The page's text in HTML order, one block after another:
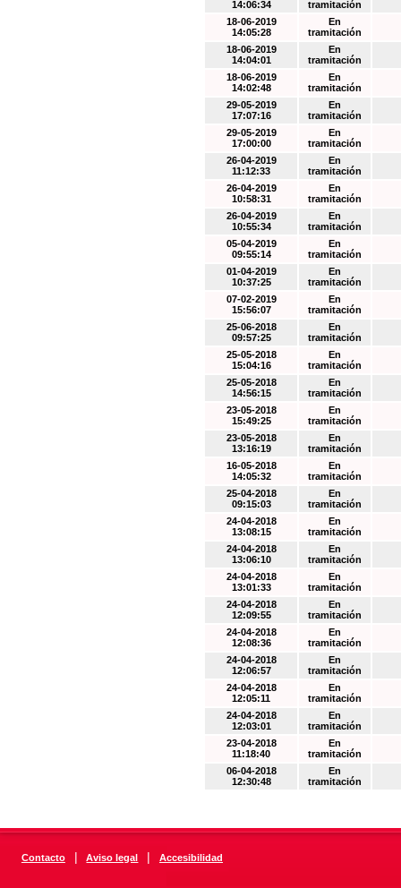
14:06:34
tramitación
18-06-2019
14:05:28
En
tramitación
18-06-2019
14:04:01
En
tramitación
18-06-2019
14:02:48
En
tramitación
29-05-2019
17:07:16
En
tramitación
29-05-2019
17:00:00
En
tramitación
26-04-2019
11:12:33
En
tramitación
26-04-2019
10:58:31
En
tramitación
26-04-2019
10:55:34
En
tramitación
05-04-2019
09:55:14
En
tramitación
01-04-2019
10:37:25
En
tramitación
07-02-2019
15:56:07
En
tramitación
25-06-2018
09:57:25
En
tramitación
25-05-2018
15:04:16
En
tramitación
25-05-2018
14:56:15
En
tramitación
23-05-2018
15:49:25
En
tramitación
23-05-2018
13:16:19
En
tramitación
16-05-2018
14:05:32
En
tramitación
25-04-2018
09:15:03
En
tramitación
24-04-2018
13:08:15
En
tramitación
24-04-2018
13:06:10
En
tramitación
24-04-2018
13:01:33
En
tramitación
24-04-2018
12:09:55
En
tramitación
24-04-2018
12:08:36
En
tramitación
24-04-2018
12:06:57
En
tramitación
24-04-2018
12:05:11
En
tramitación
24-04-2018
12:03:01
En
tramitación
23-04-2018
11:18:40
En
tramitación
06-04-2018
12:30:48
En
tramitación
Contacto | Aviso legal | Accesibilidad